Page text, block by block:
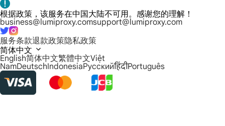
根据政策，该服务在中国大陆不可用。感谢您的理解！
business@lumiproxy.comsupport@lumiproxy.com
服务条款退款政策隐私政策
简体中文
English简体中文繁體中文Việt
NamDeutschIndonesiaРусскийहिंदीPortuguês